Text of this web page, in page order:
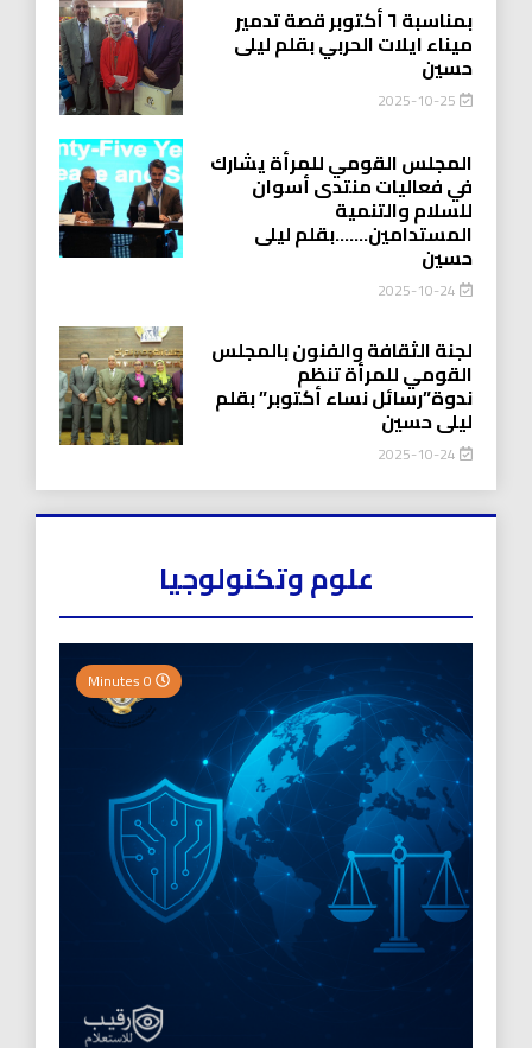
بمناسبة ٦ أكتوبر قصة تدمير
ميناء ايلات الحربي بقلم ليلى
حسين
2025-10-25
المجلس القومي للمرأة يشارك
في فعاليات منتدى أسوان
للسلام والتنمية
المستدامين…….بقلم ليلى
حسين
2025-10-24
لجنة الثقافة والفنون بالمجلس
القومي للمرأة تنظم
ندوة”رسائل نساء أكتوبر” بقلم
ليلى حسين
2025-10-24
علوم وتكنولوجيا